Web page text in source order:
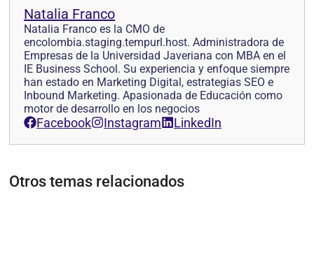
Natalia Franco
Natalia Franco es la CMO de
encolombia.staging.tempurl.host. Administradora de
Empresas de la Universidad Javeriana con MBA en el
IE Business School. Su experiencia y enfoque siempre
han estado en Marketing Digital, estrategias SEO e
Inbound Marketing. Apasionada de Educación como
motor de desarrollo en los negocios
Facebook Instagram LinkedIn
Otros temas relacionados